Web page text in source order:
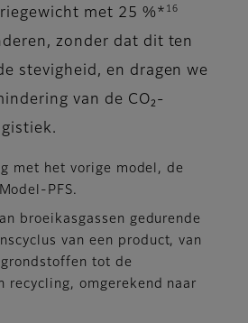
met 25 %*
16
zonder dat dit ten
stevigheid, en dragen we
van de CO₂-
met het vorige model, de
PFS.
broeikasgassen gedurende
van een product, van
tot de
recycling, omgerekend naar